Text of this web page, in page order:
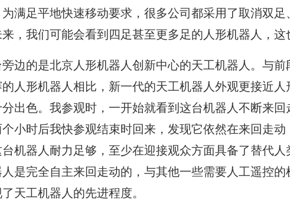
满足平地快速移动要求，很多公司都采用了取消双足
，我们可能会看到四足甚至更多足的人形机器人，这
边的是北京人形机器人创新中心的天工机器人。与前
人形机器人相比，新一代的天工机器人外观更接近人
出色。我参观时，一开始就看到这台机器人不断来回
小时后我快参观结束时回来，发现它依然在来回走动
机器人耐力足够，至少在迎接观众方面具备了替代人
是完全自主来回走动的，与其他一些需要人工遥控的
天工机器人的先进程度。